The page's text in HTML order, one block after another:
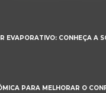
EVAPORATIVO: CONHEÇA A
PARA MELHORAR O